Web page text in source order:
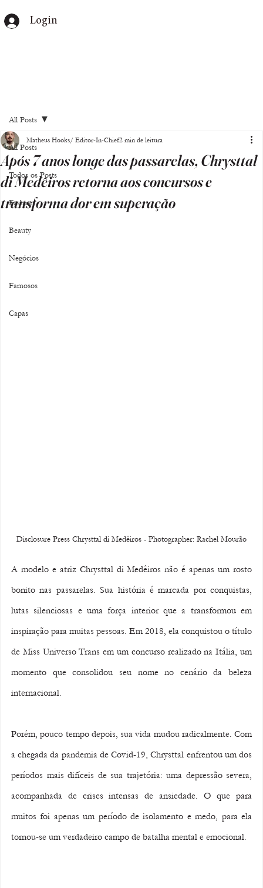
Login
All Posts
Todos os Posts
Fashion
Beauty
Negócios
Famosos
Capas
All Posts
Após 7 anos longe das passarelas, Chrysttal
di Medêiros retorna aos concursos e
transforma dor em superação
Matheus Hooks/ Editor-In-Chief2 min de leitura
Disclosure Press Chrysttal di Medêiros - Photographer: Rachel Mourão
A modelo e atriz Chrysttal di Medêiros não é apenas um rosto
bonito nas passarelas. Sua história é marcada por conquistas,
lutas silenciosas e uma força interior que a transformou em
inspiração para muitas pessoas. Em 2018, ela conquistou o título
de Miss Universo Trans em um concurso realizado na Itália, um
momento que consolidou seu nome no cenário da beleza
internacional.
Porém, pouco tempo depois, sua vida mudou radicalmente. Com
a chegada da pandemia de Covid-19, Chrysttal enfrentou um dos
períodos mais difíceis de sua trajetória: uma depressão severa,
acompanhada de crises intensas de ansiedade. O que para
muitos foi apenas um período de isolamento e medo, para ela
tornou-se um verdadeiro campo de batalha mental e emocional.